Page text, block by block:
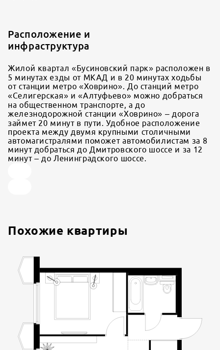
Расположение и
инфраструктура
Жилой квартал «Бусиновский парк» расположен в
5 минутах езды от МКАД и в 20 минутах ходьбы
от станции метро «Ховрино». До станций метро
«Селигерская» и «Алтуфьево» можно добраться
на общественном транспорте, а до
железнодорожной станции «Ховрино» – дорога
займет 20 минут в пути. Удобное расположение
проекта между двумя крупными столичными
автомагистралями поможет автомобилистам за 8
минут добраться до Дмитровского шоссе и за 12
минут – до Ленинградского шоссе.
Похожие квартиры